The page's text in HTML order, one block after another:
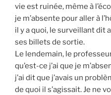
vie est rui­née, même à
je m’absente pour aller à
il y a quoi, le sur­veillant dit
ses billets de sor­tie.
Le len­de­main, le
qu’est-ce j’ai que je
j’ai dit que j’avais un
de quoi il s’agissait. Je ne